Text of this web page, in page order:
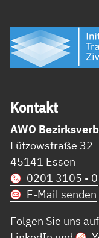
Kon­takt
AWO
Lützowstraße 32
45141 Essen
0201 3105 - 0
E-Mail senden
Folgen Sie uns